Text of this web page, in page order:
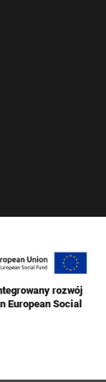
rozwój
European Social